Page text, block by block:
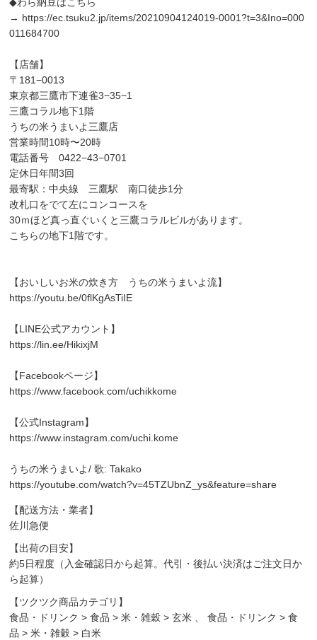
→ https://ec.tsuku2.jp/items/20210904124019-0001?t=3&Ino=000
011684700
【店舗】
〒181−0013
東京都三鷹市下連雀3−35−1
三鷹コラル地下1階
うちの米うまいよ三鷹店
営業時間10時〜20時
電話番号 0422−43−0701
定休日年間3回
最寄駅：中央線 三鷹駅 南口徒歩1分
改札口をでて左にコンコースを
30ｍほど真っ直ぐいくと三鷹コラルビルがあります。
こちらの地下1階です。
【おいしいお米の炊き方 うちの米うまいよ流】
https://youtu.be/0flKgAsTiIE
【LINE公式アカウント】
https://lin.ee/HikixjM
【Facebookページ】
https://www.facebook.com/uchikkome
【公式Instagram】
https://www.instagram.com/uchi.kome
うちの米うまいよ/ 歌: Takako
https://youtube.com/watch?v=45TZUbnZ_ys&feature=share
【配送方法・業者】
佐川急便
【出荷の目安】
約5日程度（入金確認日から起算。代引・後払い決済はご注文日か
ら起算）
【ツクツク商品カテゴリ】
食品・ドリンク >食品 >米・雑穀 >玄米 、食品・ドリンク >食
品 >米・雑穀 > 白米